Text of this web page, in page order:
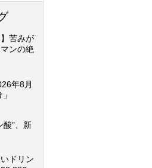
】苦みが
ンの絶
年8月
酸”、新
ドリン